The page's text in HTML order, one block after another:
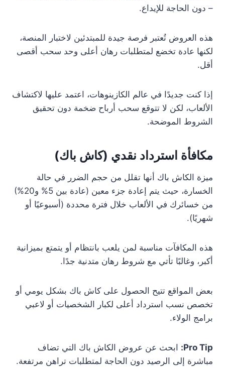
– دون الحاجة للإيداع.
هذه العروض تُعتبر فرصة جيدة للمبتدئين لاختبار المنصة،
لكنها عادة تخضع لمتطلبات رهان أعلى وحد سحب أقصى
أقل.
إذا كنت جديدًا في عالم الكازينوهات، اعتمد عليها لاكتشاف
الألعاب، لكن لا تتوقع سحب أرباح ضخمة دون تحقيق
الشروط الموضحة.
مكافأة استرداد نقدي (كاش باك)
ميزة الكاش باك أنها تقلل من حجم الضرر في حالة
الخسارة، حيث يتم إعادة جزء معين (عادة بين 5% و20%)
من خسائرك في الألعاب خلال فترة محددة (أسبوعيًا أو
شهريًا).
هذه المكافآت مناسبة لمن يلعب بانتظام أو يتمتع بميزانية
أكبر، وغالبًا تأتي مع شروط رهان متدنية جدًا.
بعض المواقع تتيح الحصول على كاش باك بشكل يومي أو
تخصص نسب استرداد أعلى لكبار الشخصيات أو لاعبي
برامج الولاء.
Pro Tip:
ابحث عن عروض الكاش باك التي تضاف
مباشرة إلى الرصيد دون الحاجة لمتطلبات تراهن مرتفعة.